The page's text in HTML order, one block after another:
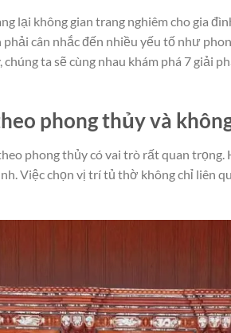
lại không gian trang nghiêm cho gia
cân nhắc đến nhiều yếu tố như
chúng ta sẽ cùng nhau khám phá 7 giải
phong thủy và
phong thủy có vai trò rất quan
Việc chọn vị trí tủ thờ không chỉ liên